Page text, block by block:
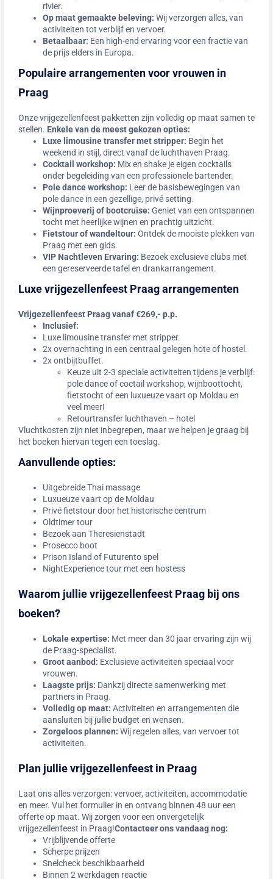
rivier.
Op maat gemaakte beleving: Wij verzorgen alles, van
activiteiten tot verblijf en vervoer.
Betaalbaar: Een high-end ervaring voor een fractie van
de prijs elders in Europa.
Populaire arrangementen voor vrouwen in
Praag
Onze vrijgezellenfeest pakketten zijn volledig op maat samen te
stellen. Enkele van de meest gekozen opties:
Luxe limousine transfer met stripper: Begin het
weekend in stijl, direct vanaf de luchthaven Praag.
Cocktail workshop: Mix en shake je eigen cocktails
onder begeleiding van een professionele bartender.
Pole dance workshop: Leer de basisbewegingen van
pole dance in een gezellige, privé setting.
Wijnproeverij of bootcruise: Geniet van een ontspannen
tocht met heerlijke wijnen en prachtig uitzicht.
Fietstour of wandeltour: Ontdek de mooiste plekken van
Praag met een gids.
VIP Nachtleven Ervaring: Bezoek exclusieve clubs met
een gereserveerde tafel en drankarrangement.
Luxe vrijgezellenfeest Praag arrangementen
Vrijgezellenfeest Praag vanaf €269,- p.p.
Inclusief:
Luxe limousine transfer met stripper.
2x overnachting in een centraal gelegen hote of hostel.
2x ontbijtbuffet.
Keuze uit 2-3 speciale activiteiten tijdens je verblijf:
pole dance of coctail workshop, wijnboottocht,
fietstocht of een luxueuze vaart op Moldau en
veel meer!
Retourtransfer luchthaven – hotel
Vluchtkosten zijn niet inbegrepen, maar we helpen je graag bij
het boeken hiervan tegen een toeslag.
Aanvullende opties:
Uitgebreide Thai massage
Luxueuze vaart op de Moldau
Privé fietstour door het historische centrum
Oldtimer tour
Bezoek aan Theresienstadt
Prosecco boot
Prison Island of Futurento spel
NightExperience tour met een hostess
Waarom jullie vrijgezellenfeest Praag bij ons
boeken?
Lokale expertise: Met meer dan 30 jaar ervaring zijn wij
de Praag-specialist.
Groot aanbod: Exclusieve activiteiten speciaal voor
vrouwen.
Laagste prijs: Dankzij directe samenwerking met
partners in Praag.
Volledig op maat: Activiteiten en arrangementen die
aansluiten bij jullie budget en wensen.
Zorgeloos plannen: Wij regelen alles, van vervoer tot
activiteiten.
Plan jullie vrijgezellenfeest in Praag
Laat ons alles verzorgen: vervoer, activiteiten, accommodatie
en meer. Vul het formulier in en ontvang binnen 48 uur een
offerte op maat. Wij zorgen voor een onvergetelijk
vrijgezellenfeest in Praag!Contacteer ons vandaag nog:
Vrijblijvende offerte
Scherpe prijzen
Snelcheck beschikbaarheid
Binnen 2 werkdagen reactie